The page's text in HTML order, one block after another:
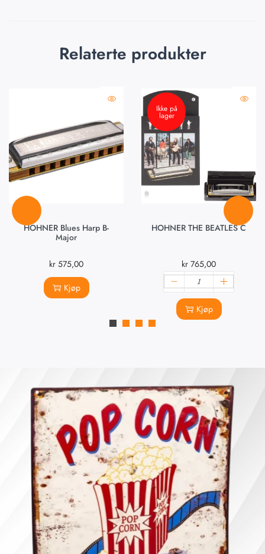
Relaterte produkter
HOHNER Blues Harp B-
Major
kr 575,00
Kjøp
Ikke på
lager
HOHNER THE BEATLES C
kr 765,00
Kjøp